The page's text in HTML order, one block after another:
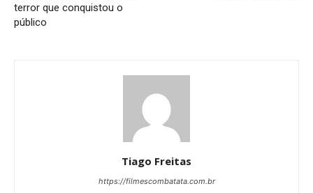
terror que conquistou o
público
Tiago Freitas
https://filmescombatata.com.br